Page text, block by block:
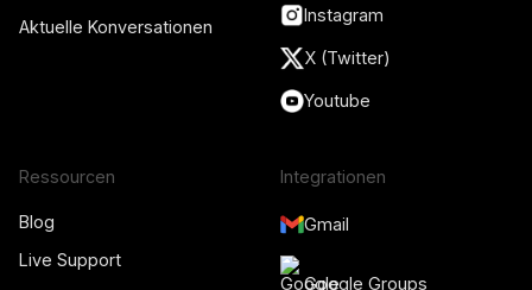
Aktuelle Konversationen
Instagram
X (Twitter)
Youtube
Ressourcen
Blog
Live Support
Integrationen
Gmail
Google Groups